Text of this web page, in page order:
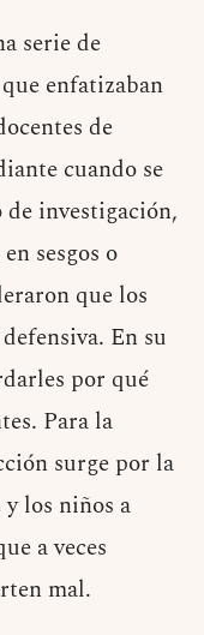
serie de
enfatizaban
de
cuando se
investigación,
sesgos o
que los
En su
por qué
Para la
surge por la
los niños a
a veces
mal.